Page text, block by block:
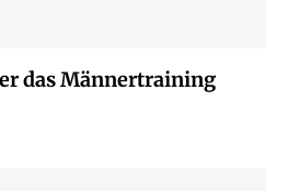
das Männertraining